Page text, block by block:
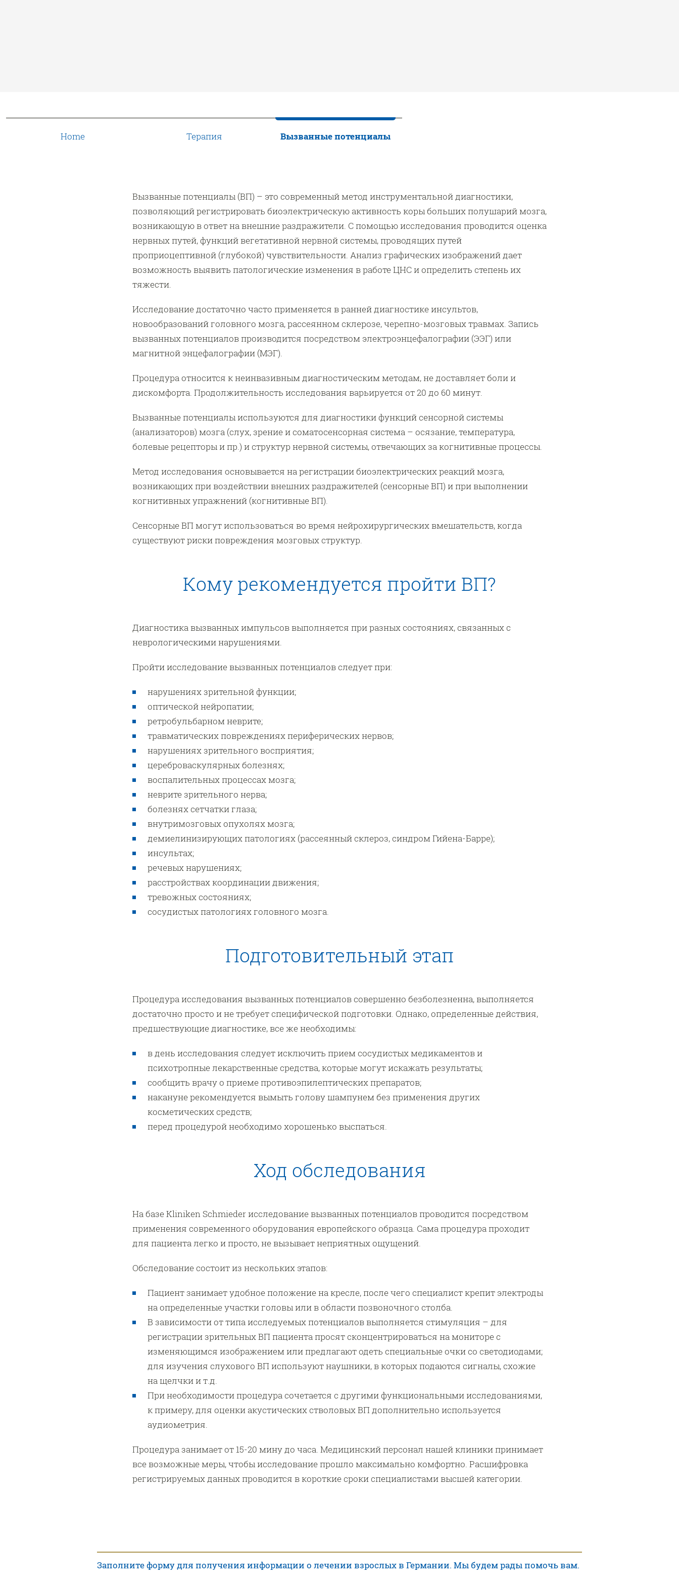
Home Терапия Вызванные потенциалы
Вызванные потенциалы (ВП) – это современный метод инструментальной диагностики,
позволяющий регистрировать биоэлектрическую активность коры больших полушарий мозга,
возникающую в ответ на внешние раздражители. С помощью исследования проводится оценка
нервных путей, функций вегетативной нервной системы, проводящих путей
проприоцептивной (глубокой) чувствительности. Анализ графических изображений дает
возможность выявить патологические изменения в работе ЦНС и определить степень их
тяжести.
Исследование достаточно часто применяется в ранней диагностике инсультов,
новообразований головного мозга, рассеянном склерозе, черепно-мозговых травмах. Запись
вызванных потенциалов производится посредством электроэнцефалографии (ЭЭГ) или
магнитной энцефалографии (МЭГ).
Процедура относится к неинвазивным диагностическим методам, не доставляет боли и
дискомфорта. Продолжительность исследования варьируется от 20 до 60 минут.
Вызванные потенциалы используются для диагностики функций сенсорной системы
(анализаторов) мозга (слух, зрение и соматосенсорная система – осязание, температура,
болевые рецепторы и пр.) и структур нервной системы, отвечающих за когнитивные процессы.
Метод исследования основывается на регистрации биоэлектрических реакций мозга,
возникающих при воздействии внешних раздражителей (сенсорные ВП) и при выполнении
когнитивных упражнений (когнитивные ВП).
Сенсорные ВП могут использоваться во время нейрохирургических вмешательств, когда
существуют риски повреждения мозговых структур.
Кому рекомендуется пройти ВП?
Диагностика вызванных импульсов выполняется при разных состояниях, связанных с
неврологическими нарушениями.
Пройти исследование вызванных потенциалов следует при:
нарушениях зрительной функции;
оптической нейропатии;
ретробульбарном неврите;
травматических повреждениях периферических нервов;
нарушениях зрительного восприятия;
цереброваскулярных болезнях;
воспалительных процессах мозга;
неврите зрительного нерва;
болезнях сетчатки глаза;
внутримозговых опухолях мозга;
демиелинизирующих патологиях (рассеянный склероз, синдром Гийена-Барре);
инсультах;
речевых нарушениях;
расстройствах координации движения;
тревожных состояниях;
сосудистых патологиях головного мозга.
Подготовительный этап
Процедура исследования вызванных потенциалов совершенно безболезненна, выполняется
достаточно просто и не требует специфической подготовки. Однако, определенные действия,
предшествующие диагностике, все же необходимы:
в день исследования следует исключить прием сосудистых медикаментов и
психотропные лекарственные средства, которые могут искажать результаты;
сообщить врачу о приеме противоэпилептических препаратов;
накануне рекомендуется вымыть голову шампунем без применения других
косметических средств;
перед процедурой необходимо хорошенько выспаться.
Ход обследования
На базе Kliniken Schmieder исследование вызванных потенциалов проводится посредством
применения современного оборудования европейского образца. Сама процедура проходит
для пациента легко и просто, не вызывает неприятных ощущений.
Обследование состоит из нескольких этапов:
Пациент занимает удобное положение на кресле, после чего специалист крепит электроды
на определенные участки головы или в области позвоночного столба.
В зависимости от типа исследуемых потенциалов выполняется стимуляция – для
регистрации зрительных ВП пациента просят сконцентрироваться на мониторе с
изменяющимся изображением или предлагают одеть специальные очки со светодиодами;
для изучения слухового ВП используют наушники, в которых подаются сигналы, схожие
на щелчки и т.д.
При необходимости процедура сочетается с другими функциональными исследованиями,
к примеру, для оценки акустических стволовых ВП дополнительно используется
аудиометрия.
Процедура занимает от 15-20 мину до часа. Медицинский персонал нашей клиники принимает
все возможные меры, чтобы исследование прошло максимально комфортно. Расшифровка
регистрируемых данных проводится в короткие сроки специалистами высшей категории.
Заполните форму для получения информации о лечении взрослых в Германии. Мы будем рады помочь вам.